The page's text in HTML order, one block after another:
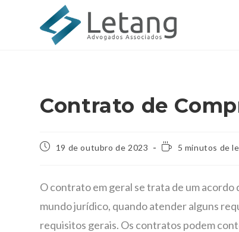
Contrato de
19 de outubro de 2023 5 minutos de
O contrato em geral se trata de um
mundo jurídico, quando atender alguns
requisitos gerais. Os contratos podem